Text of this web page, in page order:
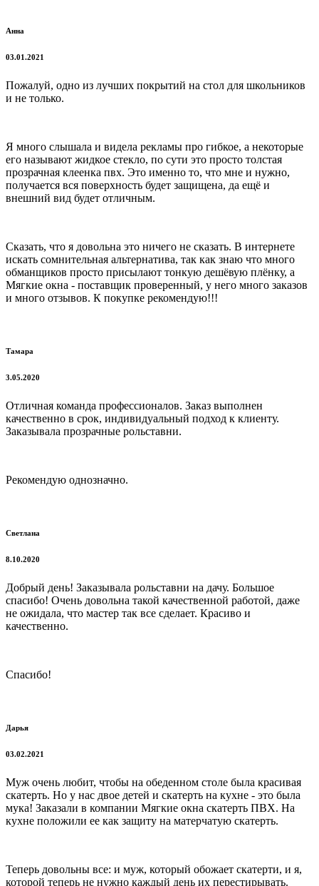
Анна
03.01.2021
Пожалуй, одно из лучших покрытий на стол для школьников
и не только.
Я много слышала и видела рекламы про гибкое, а некоторые
его называют жидкое стекло, по сути это просто толстая
прозрачная клеенка пвх. Это именно то, что мне и нужно,
получается вся поверхность будет защищена, да ещё и
внешний вид будет отличным.
Сказать, что я довольна это ничего не сказать. В интернете
искать сомнительная альтернатива, так как знаю что много
обманщиков просто присылают тонкую дешёвую плёнку, а
Мягкие окна - поставщик проверенный, у него много заказов
и много отзывов. К покупке рекомендую!!!
Тамара
3.05.2020
Отличная команда профессионалов. Заказ выполнен
качественно в срок, индивидуальный подход к клиенту.
Заказывала прозрачные рольставни.
Рекомендую однозначно.
Светлана
8.10.2020
Добрый день! Заказывала рольставни на дачу. Большое
спасибо! Очень довольна такой качественной работой, даже
не ожидала, что мастер так все сделает. Красиво и
качественно.
Спасибо!
Дарья
03.02.2021
Муж очень любит, чтобы на обеденном столе была красивая
скатерть. Но у нас двое детей и скатерть на кухне - это была
мука! Заказали в компании Мягкие окна скатерть ПВХ. На
кухне положили ее как защиту на матерчатую скатерть.
Теперь довольны все: и муж, который обожает скатерти, и я,
которой теперь не нужно каждый день их перестирывать.